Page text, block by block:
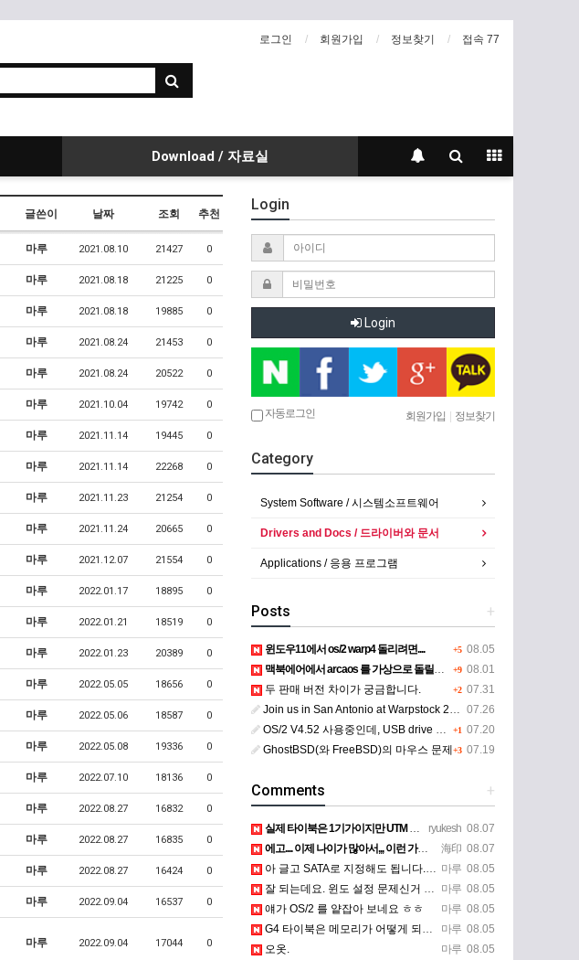
로그인 회원가입 정보찾기 접속 77
Download / 자료실
글쓴이 날짜 조회 추천
마루 2021.08.10 21427 0
마루 2021.08.18 21225 0
마루 2021.08.18 19885 0
마루 2021.08.24 21453 0
마루 2021.08.24 20522 0
마루 2021.10.04 19742 0
마루 2021.11.14 19445 0
마루 2021.11.14 22268 0
마루 2021.11.23 21254 0
마루 2021.11.24 20665 0
마루 2021.12.07 21554 0
마루 2022.01.17 18895 0
마루 2022.01.21 18519 0
마루 2022.01.23 20389 0
마루 2022.05.05 18656 0
마루 2022.05.06 18587 0
마루 2022.05.08 19336 0
마루 2022.07.10 18136 0
마루 2022.08.27 16832 0
마루 2022.08.27 16835 0
마루 2022.08.27 16424 0
마루 2022.09.04 16537 0
마루 2022.09.04 17044 0
Login
Login
자동로그인 회원가입 | 정보찾기
Category
System Software / 시스템소프트웨어
Drivers and Docs / 드라이버와 문서
Applications / 응용 프로그램
+
Posts
+5 08.05
윈도우11에서 os/2 warp4 돌리려면....
+9 08.01
맥북에어에서 arcaos 를 가상으로 돌릴려면 어떻게 해야 하는 지요?
+2 07.31
두 판매 버전 차이가 궁금합니다.
07.26
Join us in San Antonio at Warpstock 2026
+1 07.20
OS/2 V4.52 사용중인데, USB drive 사용 가능한지요?
+3 07.19
GhostBSD(와 FreeBSD)의 마우스 문제
+
Comments
ryukesh 08.07
실제 타이북은 1기가이지만 UTM 설정에선 768mb 입니다. 1기가나 그 보다 넘게 설정하면 UTM 에뮬레…
海印 08.07
에고.... 이제 나이가 많아서,,, 이런 가상pc에 설치해보는 것도 귀찮군요.. ㅎㅎ 날씨도 덥고.....…
마루 08.05
아 글고 SATA로 지정해도 됩니다. 저 글 진짜 이상하네요. 옛날꺼 퍼와서 그런거 같은데요.
마루 08.05
잘 되는데요. 윈도 설정 문제신거 같은데. 크롬 브라우저나 파폭으로 해 보세요
마루 08.05
얘가 OS/2 를 얕잡아 보네요 ㅎㅎ
마루 08.05
G4 타이북은 메모리가 어떻게 되나요?
마루 08.05
오옷.